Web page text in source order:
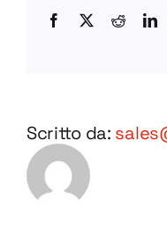
Facebook
X Reddit
Scritto da: